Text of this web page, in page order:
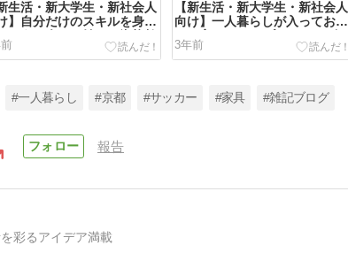
新生活・新大学生・新社会人
】自分だけのスキルを身に
よう！今から始める資格勉
・FP)
【新生活・新大学生・新社会人
向け】一人暮らしが入っておく
べき安いVODサブスクサービ
ス(動画配信サービス)
3年前
#一人暮らし #京都 #サッカー #家具 #雑記ブログ
報告
彩るアイデア満載